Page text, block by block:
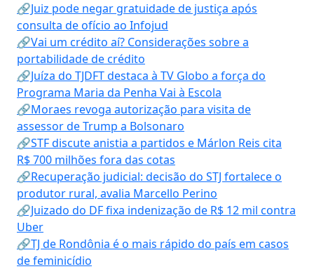
🔗Juiz pode negar gratuidade de justiça após
consulta de ofício ao Infojud
🔗Vai um crédito aí? Considerações sobre a
portabilidade de crédito
🔗Juíza do TJDFT destaca à TV Globo a força do
Programa Maria da Penha Vai à Escola
🔗Moraes revoga autorização para visita de
assessor de Trump a Bolsonaro
🔗STF discute anistia a partidos e Márlon Reis cita
R$ 700 milhões fora das cotas
🔗Recuperação judicial: decisão do STJ fortalece o
produtor rural, avalia Marcello Perino
🔗Juizado do DF fixa indenização de R$ 12 mil contra
Uber
🔗TJ de Rondônia é o mais rápido do país em casos
de feminicídio